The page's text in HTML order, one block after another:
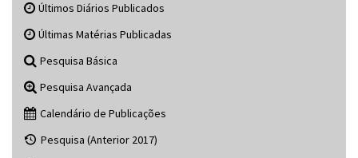
Últimos Diários Publicados
Últimas Matérias Publicadas
Pesquisa Básica
Pesquisa Avançada
Calendário de Publicações
Pesquisa (Anterior 2017)